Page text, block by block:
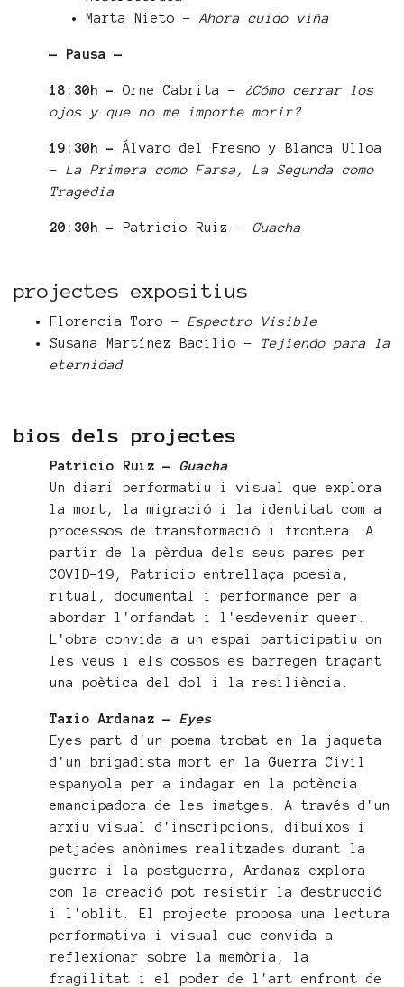
Marta Nieto - Ahora cuido viña
— Pausa —
18:30h - Orne Cabrita -
¿Cómo cerrar los
ojos y que no me importe morir?
19:30h - Álvaro del Fresno y Blanca Ulloa
- La Primera como Farsa, La Segunda como
Tragedia
20:30h - Patricio Ruiz - Guacha
projectes expositius
Florencia Toro - Espectro Visible
Susana Martínez Bacilio - Tejiendo para la
eternidad
bios dels projectes
Patricio Ruiz — Guacha
Un diari performatiu i visual que explora
la mort, la migració i la identitat com a
processos de transformació i frontera. A
partir de la pèrdua dels seus pares per
COVID-19, Patricio entrellaça poesia,
ritual, documental i performance per a
abordar l'orfandat i l'esdevenir queer.
L'obra convida a un espai participatiu on
les veus i els cossos es barregen traçant
una poètica del dol i la resiliència.
Taxio Ardanaz — Eyes
Eyes part d'un poema trobat en la jaqueta
d'un brigadista mort en la Guerra Civil
espanyola per a indagar en la potència
emancipadora de les imatges. A través d'un
arxiu visual d'inscripcions, dibuixos i
petjades anònimes realitzades durant la
guerra i la postguerra, Ardanaz explora
com la creació pot resistir la destrucció
i l'oblit. El projecte proposa una lectura
performativa i visual que convida a
reflexionar sobre la memòria, la
fragilitat i el poder de l'art enfront de